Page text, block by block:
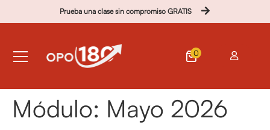
Prueba una clase sin compromiso GRATIS
0
Módulo: Mayo 2026